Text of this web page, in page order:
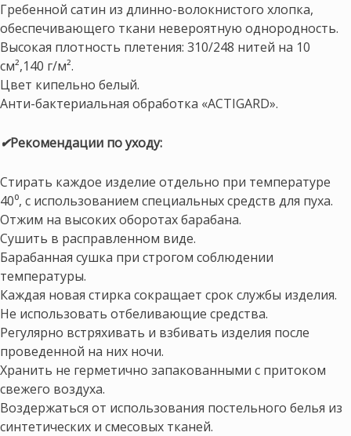
Гребенной сатин из длинно-волокнистого хлопка,
обеспечивающего ткани невероятную однородность.
Высокая плотность плетения: 310/248 нитей на 10
см²,140 г/м².
Цвет кипельно белый.
Анти-бактериальная обработка «ACTIGARD».
✔Рекомендации по уходу:
Стирать каждое изделие отдельно при температуре
40⁰, с использованием специальных средств для пуха.
Отжим на высоких оборотах барабана.
Сушить в расправленном виде.
Барабанная сушка при строгом соблюдении
температуры.
Каждая новая стирка сокращает срок службы изделия.
Не использовать отбеливающие средства.
Регулярно встряхивать и взбивать изделия после
проведенной на них ночи.
Хранить не герметично запакованными с притоком
свежего воздуха.
Воздержаться от использования постельного белья из
синтетических и смесовых тканей.